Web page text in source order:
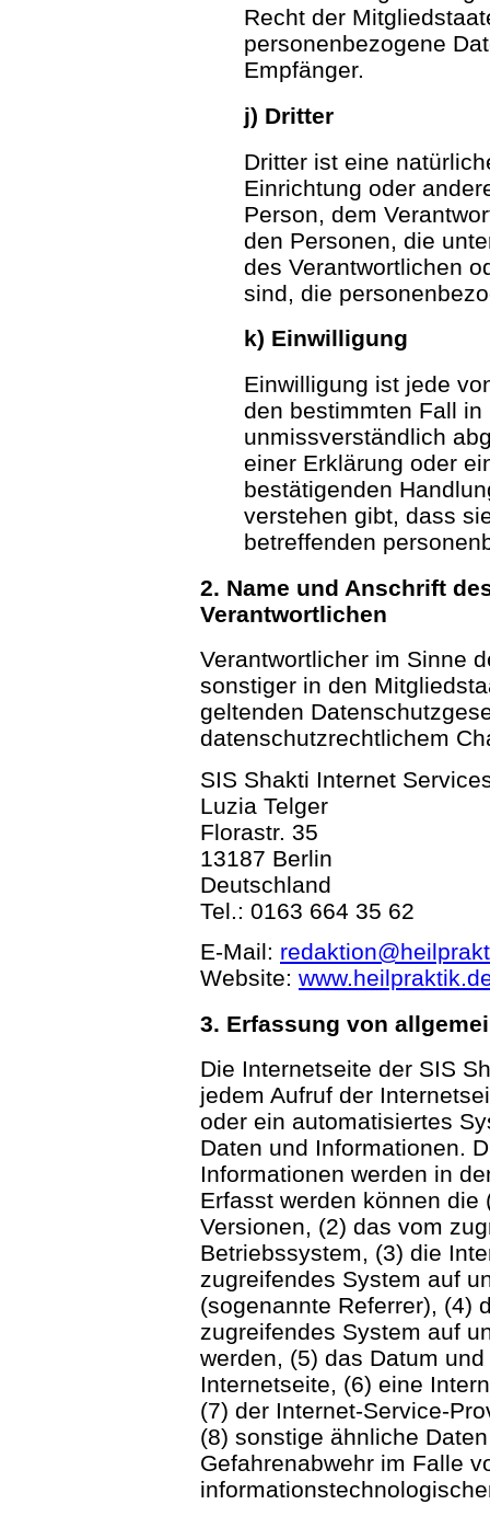
Recht der
personenbezogene
Empfänger.
j) Dritter
Dritter ist eine
Einrichtung oder
Person, dem
den Personen, die
des Verantwortlichen
sind, die
k) Einwilligung
Einwilligung ist jede
den bestimmten Fall
unmissverständlich
einer Erklärung oder
bestätigenden
verstehen gibt, dass
betreffenden
2. Name und Anschrift
Verantwortlichen
Verantwortlicher im Sinne
sonstiger in den
geltenden
datenschutzrechtlichem
SIS Shakti Internet
Luzia Telger
Florastr. 35
13187 Berlin
Deutschland
Tel.: 0163 664 35 62
E-Mail:
Website:
3. Erfassung von
Die Internetseite der SIS
jedem Aufruf der
oder ein automatisiertes
Daten und Informationen.
Informationen werden in
Erfasst werden können
Versionen, (2) das vom
Betriebssystem, (3) die
zugreifendes System auf
(sogenannte Referrer), (4)
zugreifendes System auf
werden, (5) das Datum
Internetseite, (6) eine
(7) der Internet-Service-
(8) sonstige ähnliche
Gefahrenabwehr im Falle